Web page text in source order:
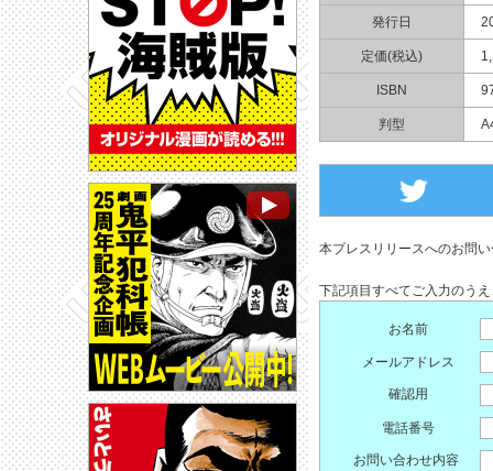
発行日
定価(税込)
ISBN
判型
本プレスリリースへのお問
下記項目すべてご入力のう
お名前
メールアドレス
確認用
電話番号
お問い合わせ内容